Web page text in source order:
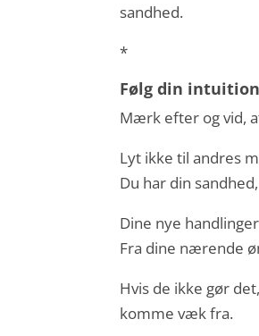
sandhed.
*
Følg din
Mærk efter og vid,
Lyt ikke til andres
Du har din
Dine nye
Fra dine nærende
Hvis de ikke gør
komme væk fra.